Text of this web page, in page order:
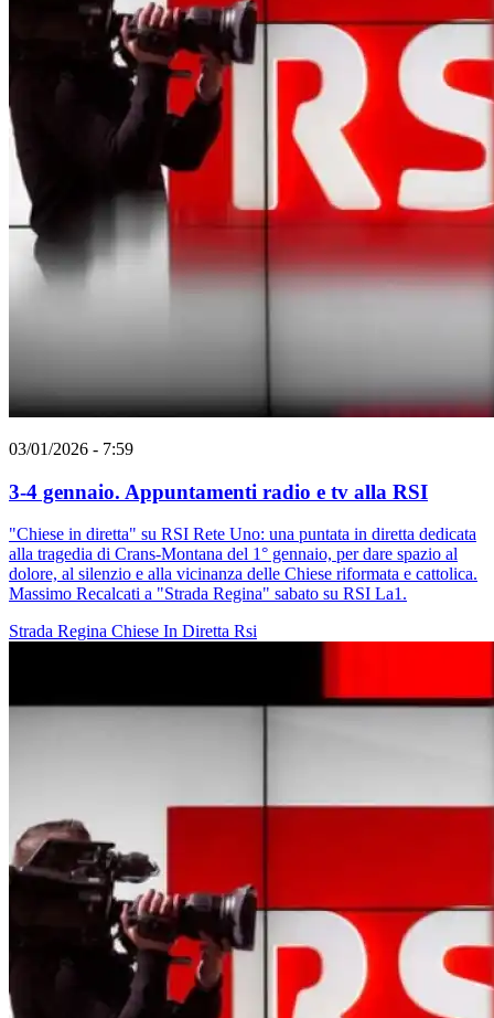
03/01/2026 - 7:59
3-4 gennaio. Appuntamenti radio e tv alla RSI
"Chiese in diretta" su RSI Rete Uno: una puntata in diretta dedicata
alla tragedia di Crans-Montana del 1° gennaio, per dare spazio al
dolore, al silenzio e alla vicinanza delle Chiese riformata e cattolica.
Massimo Recalcati a "Strada Regina" sabato su RSI La1.
Strada Regina Chiese In Diretta Rsi